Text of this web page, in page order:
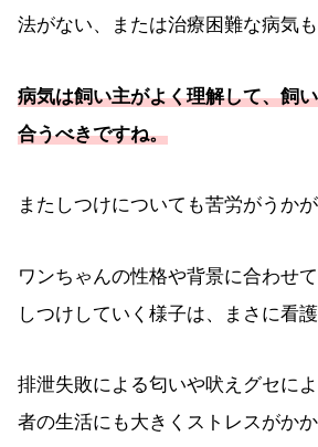
法がない、または治療困難な病気も
病気は飼い主がよく理解して、飼
合うべきですね。
またしつけについても苦労がうかが
ワンちゃんの性格や背景に合わせ
しつけしていく様子は、まさに看
排泄失敗による匂いや吠えグセに
者の生活にも大きくストレスがか